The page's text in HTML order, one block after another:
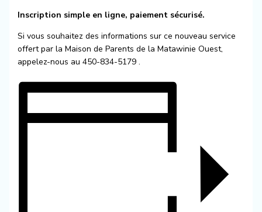
Inscription simple en ligne, paiement sécurisé.
Si vous souhaitez des informations sur ce nouveau service
offert par la Maison de Parents de la Matawinie Ouest,
appelez-nous au 450-834-5179 .